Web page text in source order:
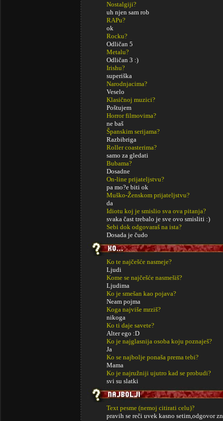
Nostalgiji?
uh njen sam rob
RAPu?
ok
Rocku?
Odličan 5
Metalu?
Odličan 3 :)
Irishu?
superiška
Narodnjacima?
Veselo
Klasičnoj muzici?
Poštujem
Horror filmovima?
ne baš
Španskim serijama?
Razbibriga
Roller coasterima?
samo za gledati
Bubama?
Dosadne
On-line prijateljstvu?
pa mo?e biti ok
Muško-Ženskom prijateljstvu?
da
Idiotu koj je smislio sva ova pitanja?
svaka čast trebalo je sve ovo smisliti :)
Sebi dok odgovaraš na ista?
Dosada je čudo
Ko te najčešće nasmeje?
Ljudi
Kome se najčešće nasmešiš?
Ljudima
Ko je smešan kao pojava?
Neam pojma
Koga najviše mrziš?
nikoga
Ko ti daje savete?
Alter ego :D
Ko je najglasnija osoba koju poznaješ?
Ja
Ko se najbolje ponaša prema tebi?
Mama
Ko je najružniji ujutro kad se probudi?
svi su slatki
Text pesme (nemoj citirati celu)?
pravih se reči uvek kasno setim,odgovor